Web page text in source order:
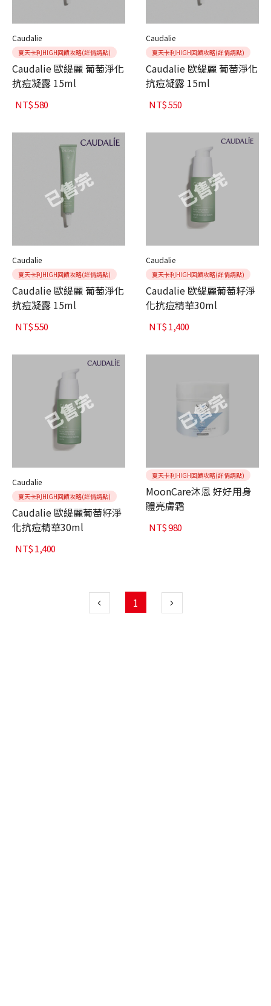
Caudalie
夏天卡利HIGH回饋攻略(詳情請點)
Caudalie 歐緹麗 葡萄淨化
抗痘凝露 15ml
NT$580
Caudalie
夏天卡利HIGH回饋攻略(詳情請點)
Caudalie 歐緹麗 葡萄淨化
抗痘凝露 15ml
NT$550
Caudalie
夏天卡利HIGH回饋攻略(詳情請點)
Caudalie 歐緹麗 葡萄淨化
抗痘凝露 15ml
NT$550
Caudalie
夏天卡利HIGH回饋攻略(詳情請點)
Caudalie 歐緹麗葡萄籽淨
化抗痘精華30ml
NT$1,400
Caudalie
夏天卡利HIGH回饋攻略(詳情請點)
Caudalie 歐緹麗葡萄籽淨
化抗痘精華30ml
NT$1,400
夏天卡利HIGH回饋攻略(詳情請點)
MoonCare沐恩 好好用身
體亮膚霜
NT$980
1